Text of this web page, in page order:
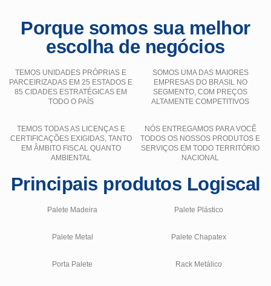
Porque somos sua melhor
escolha de negócios
TEMOS UNIDADES PRÓPRIAS E
PARCEIRIZADAS EM 25 ESTADOS E
85 CIDADES ESTRATÉGICAS EM
TODO O PAÍS
SOMOS UMA DAS MAIORES
EMPRESAS DO BRASIL NO
SEGMENTO, COM PREÇOS
ALTAMENTE COMPETITIVOS
TEMOS TODAS AS LICENÇAS E
CERTIFICAÇÕES EXIGIDAS, TANTO
EM ÂMBITO FISCAL QUANTO
AMBIENTAL
NÓS ENTREGAMOS PARA VOCÊ
TODOS OS NOSSOS PRODUTOS E
SERVIÇOS EM TODO TERRITÓRIO
NACIONAL
Principais produtos Logiscal
Palete Madeira Palete Plástico
Palete Metal Palete Chapatex
Porta Palete Rack Metálico